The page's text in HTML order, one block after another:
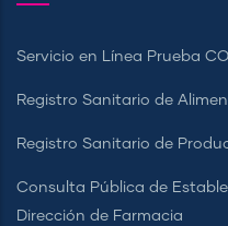
Servicio en Línea Prueba
Registro Sanitario de
Registro Sanitario de
Consulta Pública de
Dirección de Farmacia